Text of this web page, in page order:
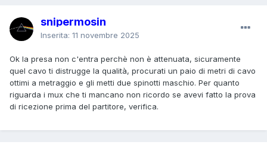
snipermosin
Inserita: 11 novembre 2025
Ok la presa non c'entra perchè non è attenuata, sicuramente
quel cavo ti distrugge la qualità, procurati un paio di metri di cavo
ottimi a metraggio e gli metti due spinotti maschio. Per quanto
riguarda i mux che ti mancano non ricordo se avevi fatto la prova
di ricezione prima del partitore, verifica.